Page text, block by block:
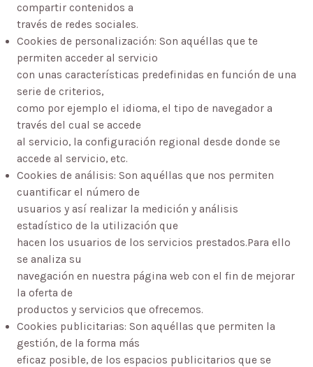
compartir contenidos a
través de redes sociales.
Cookies de personalización: Son aquéllas que te
permiten acceder al servicio
con unas características predefinidas en función de una
serie de criterios,
como por ejemplo el idioma, el tipo de navegador a
través del cual se accede
al servicio, la configuración regional desde donde se
accede al servicio, etc.
Cookies de análisis: Son aquéllas que nos permiten
cuantificar el número de
usuarios y así realizar la medición y análisis
estadístico de la utilización que
hacen los usuarios de los servicios prestados.Para ello
se analiza su
navegación en nuestra página web con el fin de mejorar
la oferta de
productos y servicios que ofrecemos.
Cookies publicitarias: Son aquéllas que permiten la
gestión, de la forma más
eficaz posible, de los espacios publicitarios que se